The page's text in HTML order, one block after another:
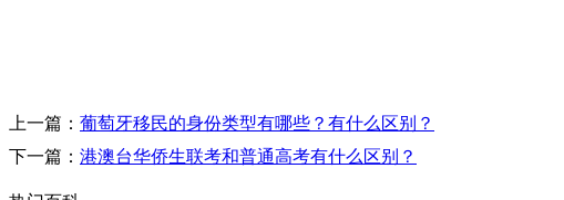
上一篇： 葡萄牙移民的身份类型有哪些？有什么区别？
下一篇： 港澳台华侨生联考和普通高考有什么区别？